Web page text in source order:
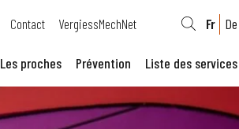
Contact VergiessMechNet Fr De
Les proches Prévention Liste des services